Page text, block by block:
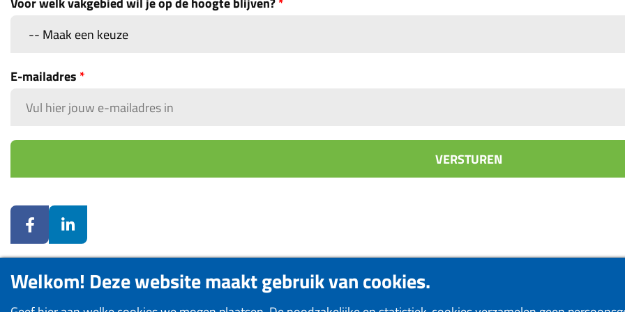
E-mailadres *
Welkom! Deze website maakt gebruik van cookies.